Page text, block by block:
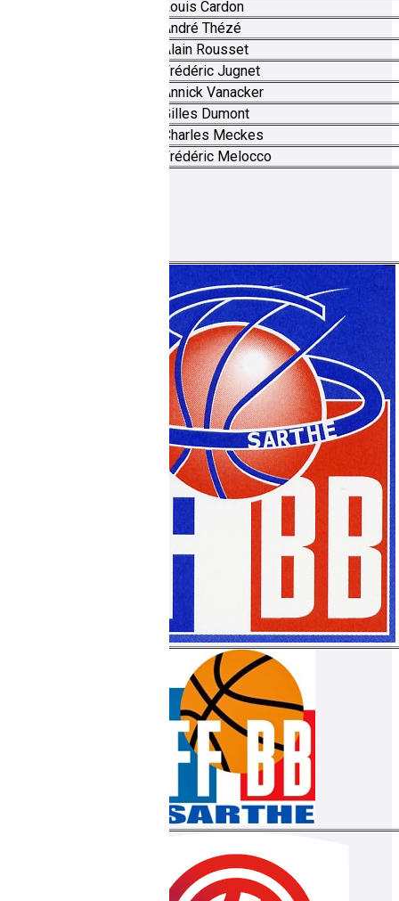
Louis Cardon
André Thézé
Alain Rousset
Frédéric Jugnet
Annick Vanacker
Gilles Dumont
Charles Meckes
Frédéric Melocco